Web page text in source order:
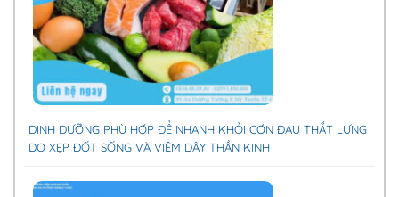
DINH DƯỠNG PHÙ HỢP ĐỂ NHANH KHỎI CƠN ĐAU THẮT LƯNG
DO XẸP ĐỐT SỐNG VÀ VIÊM DÂY THẦN KINH